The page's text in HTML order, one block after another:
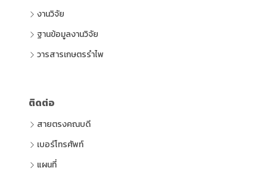
งานวิจัย
ฐานข้อมูลงานวิจัย
วารสารเกษตรรำไพ
ติดต่อ
สายตรงคณบดี
เบอร์โทรศัพท์
แผนที่